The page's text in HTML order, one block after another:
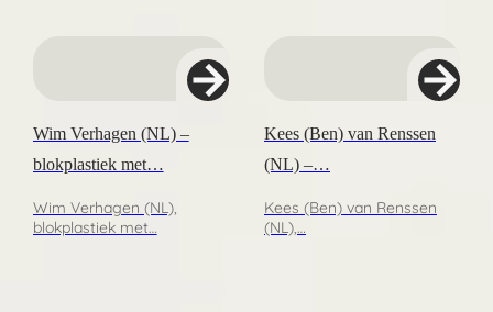
Wim Verhagen (NL) –
blokplastiek met…
Wim Verhagen (NL),
blokplastiek met…
Kees (Ben) van Renssen
(NL) –…
Kees (Ben) van Renssen
(NL),…